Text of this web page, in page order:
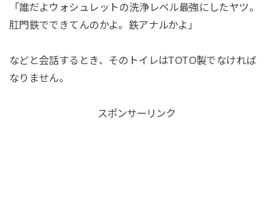
「誰だよウォシュレットの洗浄レベル最強にしたヤツ。
肛門鉄でできてんのかよ。鉄アナルかよ」
などと会話するとき、そのトイレはTOTO製でなければ
なりません。
スポンサーリンク